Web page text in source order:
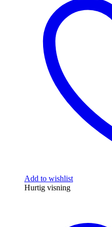
Add to wishlist
Hurtig visning